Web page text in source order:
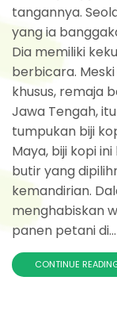
tangannya.
yang ia
Dia memiliki
berbicara.
khusus, remaja
Jawa Tengah,
tumpukan biji
Maya, biji kopi
butir yang
kemandirian.
menghabiskan
panen petani di...
CONTINUE